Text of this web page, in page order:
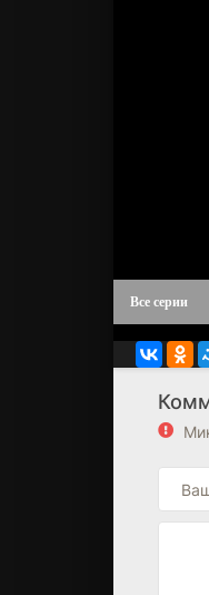
Все серии